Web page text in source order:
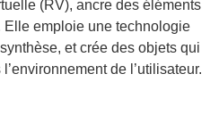
(RV), ancre des éléments
emploie une technologie
et crée des objets qui
de l’utilisateur.